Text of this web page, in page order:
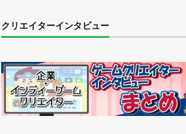
クリエイターインタビュー